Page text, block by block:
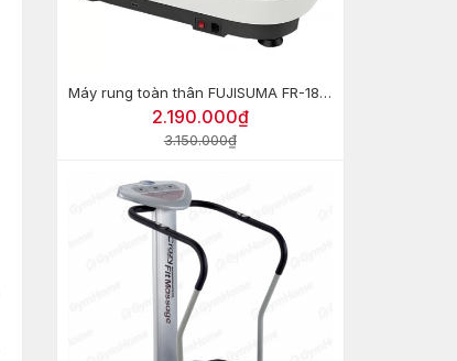
Máy rung toàn thân FUJISUMA FR-18 T1350
2.190.000₫
3.150.000₫